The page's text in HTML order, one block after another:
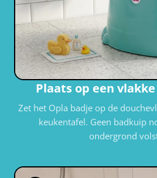
Plaats op een
Zet het Opla badje op de
keukentafel. Geen badkuip
ondergrond